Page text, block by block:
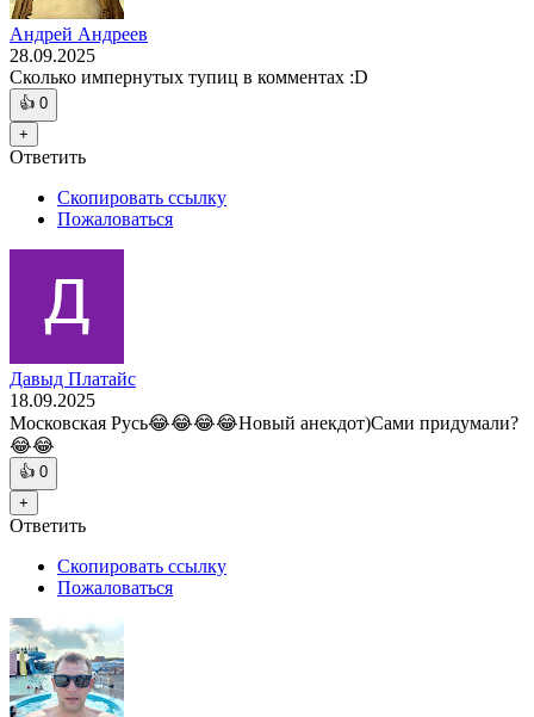
Андрей Андреев
28.09.2025
Сколько импернутых тупиц в комментах :D
👍 0
+
Ответить
Скопировать ссылку
Пожаловаться
Давыд Платайс
18.09.2025
Московская Русь😂😂😂😂Новый анекдот)Сами придумали?
😂😂
👍 0
+
Ответить
Скопировать ссылку
Пожаловаться